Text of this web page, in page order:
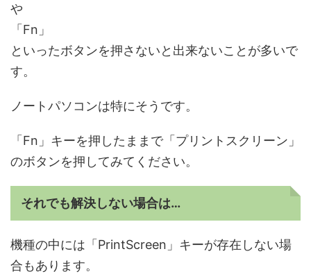
や
「Fn」
といったボタンを押さないと出来ないことが多いで
す。
ノートパソコンは特にそうです。
「Fn」キーを押したままで「プリントスクリーン」
のボタンを押してみてください。
それでも解決しない場合は…
機種の中には「PrintScreen」キーが存在しない場
合もあります。